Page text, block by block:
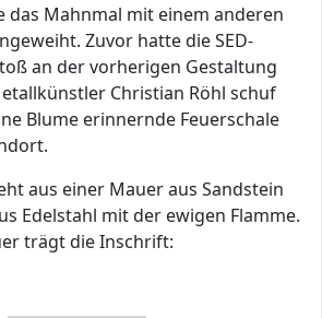
das Mahnmal mit einem anderen
Zuvor hatte die SED-
an der vorherigen Gestaltung
Christian Röhl schuf
Blume erinnernde Feuerschale
aus einer Mauer aus Sandstein
Edelstahl mit der ewigen Flamme.
trägt die Inschrift: